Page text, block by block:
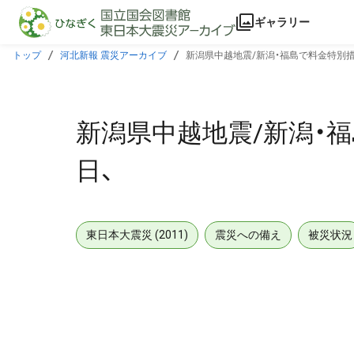
本文に飛ぶ
ギャラリー
トップ 河北新報 震災アーカイブ 新潟県中越地震/新潟・福島で料金特別
新潟県中越地震/新潟・
日、
東日本大震災 (2011) 震災への備え 被災状況